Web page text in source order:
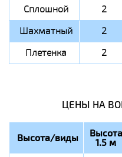
Сплошной
2
Шахматный
2
Плетенка
2
ЦЕНЫ НА
Высота/виды Высота
1.5 м